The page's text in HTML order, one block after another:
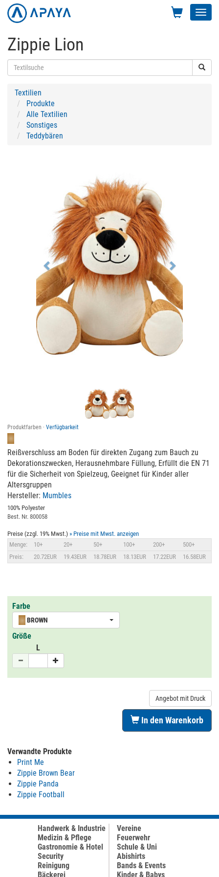
Zippie Lion
Textilien
Produkte
Alle Textilien
Sonstiges
Teddybären
Produktfarben · Verfügbarkeit
Reißverschluss am Boden für direkten Zugang zum Bauch zu
Dekorationszwecken, Herausnehmbare Füllung, Erfüllt die EN 71
für die Sicherheit von Spielzeug, Geeignet für Kinder aller
Altersgruppen
Hersteller: Mumbles
100% Polyester
Best. Nr. 800058
Preise (zzgl. 19% Mwst.) » Preise mit Mwst. anzeigen
Menge:
10+ 20+ 50+ 100+ 200+
500+
Preis:
20.72EUR 19.43EUR 18.78EUR 18.13EUR 17.22EUR 16.58EUR
Farbe
BROWN
Größe
L
Angebot mit Druck
In den Warenkorb
Verwandte Produkte
Print Me
Zippie Brown Bear
Zippie Panda
Zippie Football
Handwerk & Industrie
Medizin & Pflege
Gastronomie & Hotel
Security
Reinigung
Bäckerei
Vereine
Feuerwehr
Schule & Uni
Abishirts
Bands & Events
Kinder & Babys